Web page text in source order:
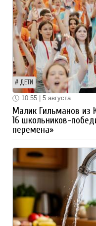
ДЕТИ
10:55 | 5 августа
Малик Гильманов из
16 школьников-
перемена»